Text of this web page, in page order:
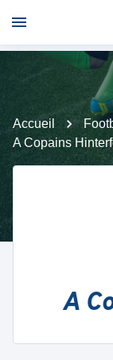
Accueil
A Copains
A